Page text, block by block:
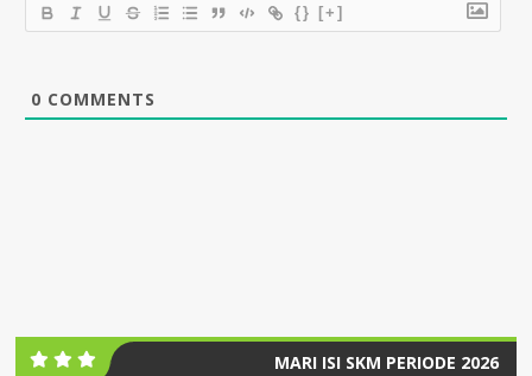
{} [+]
0 COMMENTS
MARI ISI SKM PERIODE 2026